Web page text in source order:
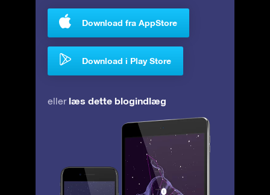
Download fra AppStore
Download i Play Store
eller læs dette blogindlæg